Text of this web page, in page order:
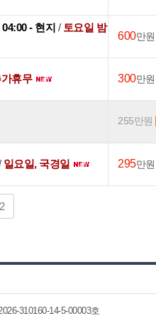
- 현지 / 토요일 밤
600만원
휴무 300만원
255만원
일요일, 국경일 295만원
310160-14-5-00003호